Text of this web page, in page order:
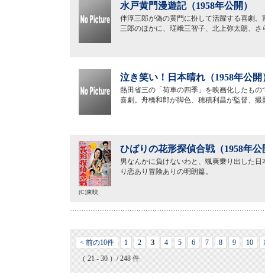
水戸黄門漫遊記（1958年公開）
伴淳三郎が偽の黄門に扮して活躍する喜劇
三郎のほかに、瑳峨三智子、北上弥太朗、
泣き笑い！日本晴れ（1958年公開
熱田省三の「荷車の四季」を映画化したも
喜劇。舟橋和郎が脚色、穂積利昌が監督、
ひばりの花形探偵合戦（1958年公
男なんかに負けないわと、颯爽乗り出した
り恋あり冒険ありの明朗篇。
(C)東映
< 前の10件 1 2 3 4 5 6 7 8 9 10
（ 21 - 30 ）/ 248 件